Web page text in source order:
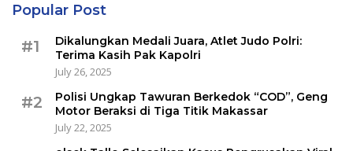
Popular Post
#1
Dikalungkan Medali Juara, Atlet Judo Polri:
Terima Kasih Pak Kapolri
July 26, 2025
#2
Polisi Ungkap Tawuran Berkedok “COD”, Geng
Motor Beraksi di Tiga Titik Makassar
July 22, 2025